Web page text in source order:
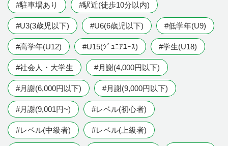
#駐車場あり #駅近(徒歩10分以内)
#U3(3歳児以下) #U6(6歳児以下) #低学年(U9)
#高学年(U12) #U15(ｼﾞｭﾆｱﾕｰｽ) #学生(U18)
#社会人・大学生 #月謝(4,000円以下)
#月謝(6,000円以下) #月謝(9,000円以下)
#月謝(9,001円~) #レベル(初心者)
#レベル(中級者) #レベル(上級者)